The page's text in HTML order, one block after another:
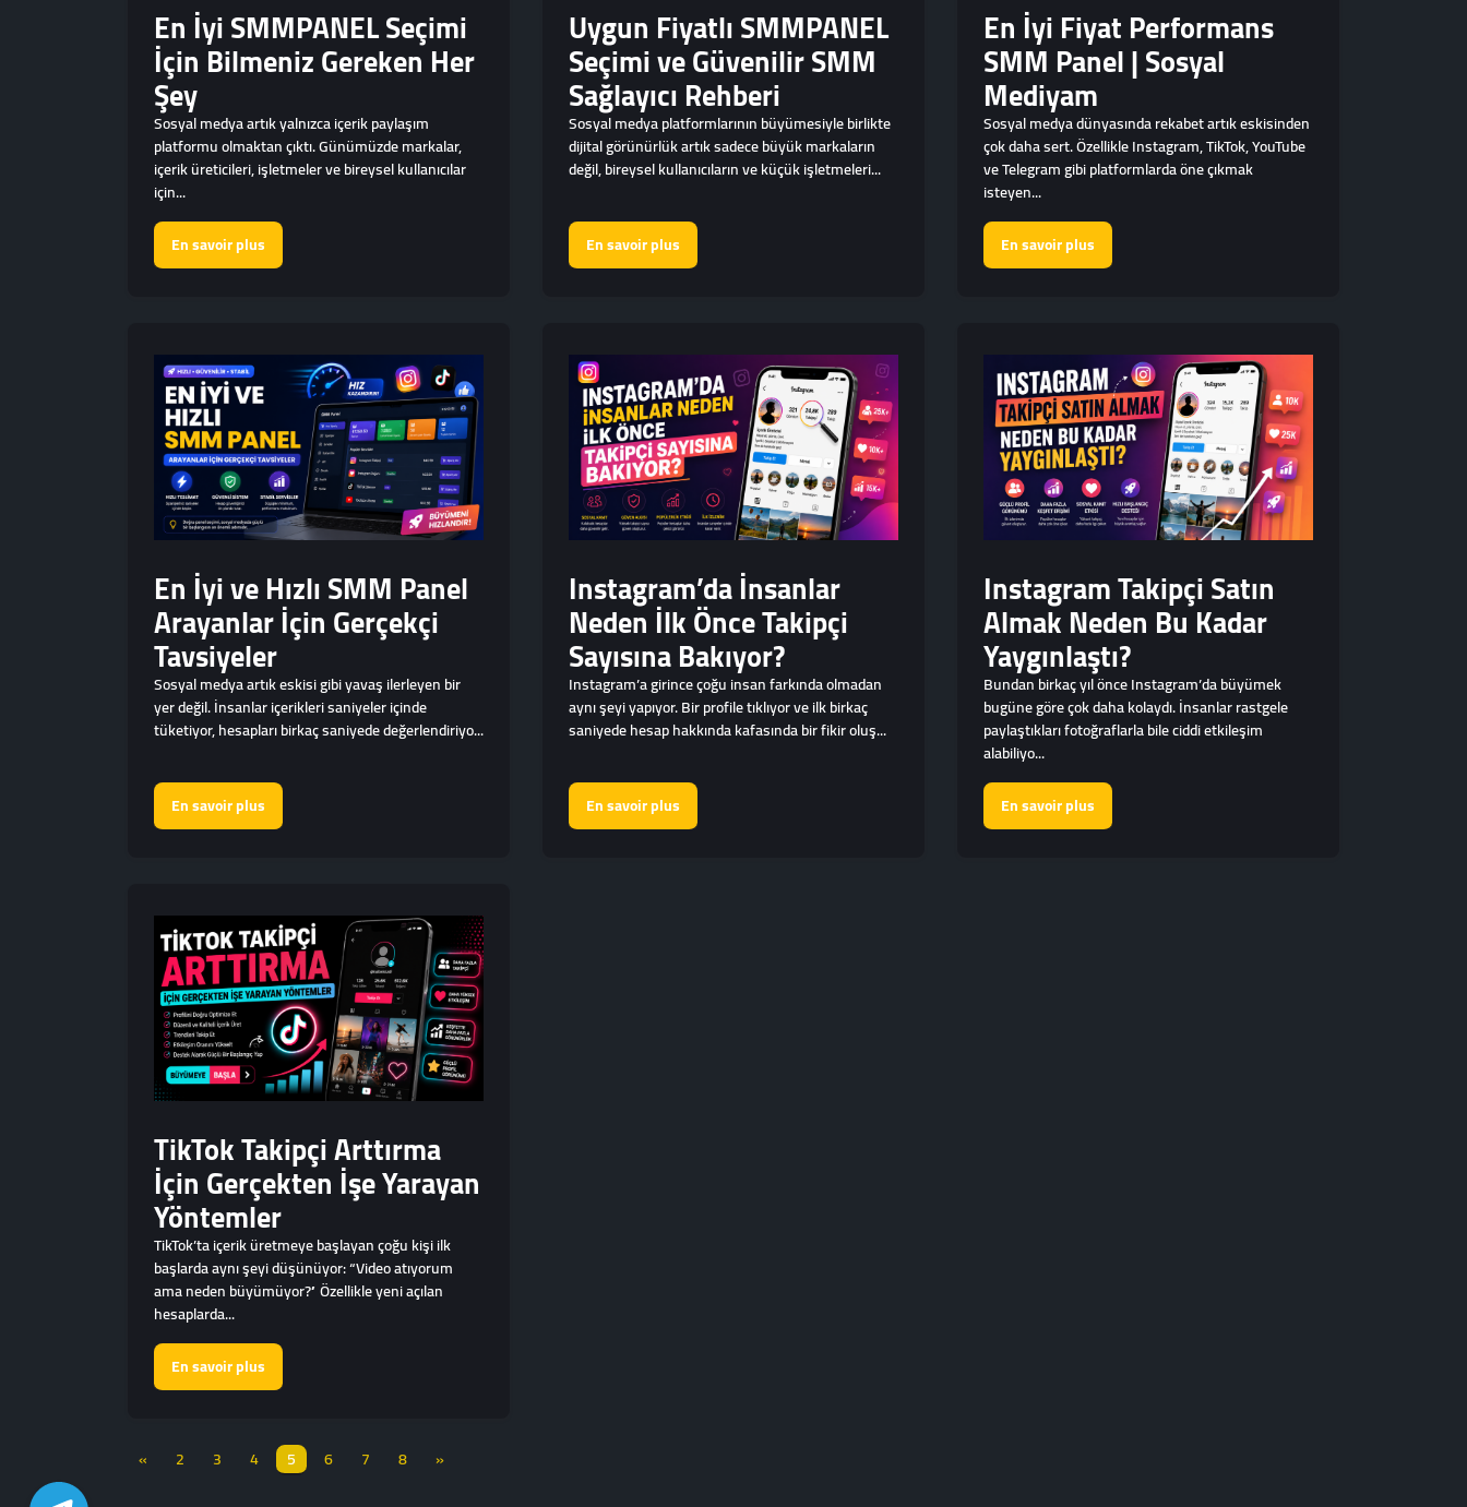
En İyi SMMPANEL Seçimi
İçin Bilmeniz Gereken Her
Şey
Sosyal medya artık yalnızca içerik paylaşım
platformu olmaktan çıktı. Günümüzde markalar,
içerik üreticileri, işletmeler ve bireysel kullanıcılar
için...
En savoir plus
Uygun Fiyatlı SMMPANEL
Seçimi ve Güvenilir SMM
Sağlayıcı Rehberi
Sosyal medya platformlarının büyümesiyle birlikte
dijital görünürlük artık sadece büyük markaların
değil, bireysel kullanıcıların ve küçük işletmeleri...
En savoir plus
En İyi Fiyat Performans
SMM Panel | Sosyal
Mediyam
Sosyal medya dünyasında rekabet artık eskisinden
çok daha sert. Özellikle Instagram, TikTok, YouTube
ve Telegram gibi platformlarda öne çıkmak
isteyen...
En savoir plus
En İyi ve Hızlı SMM Panel
Arayanlar İçin Gerçekçi
Tavsiyeler
Sosyal medya artık eskisi gibi yavaş ilerleyen bir
yer değil. İnsanlar içerikleri saniyeler içinde
tüketiyor, hesapları birkaç saniyede değerlendiriyo...
En savoir plus
Instagram’da İnsanlar
Neden İlk Önce Takipçi
Sayısına Bakıyor?
Instagram’a girince çoğu insan farkında olmadan
aynı şeyi yapıyor. Bir profile tıklıyor ve ilk birkaç
saniyede hesap hakkında kafasında bir fikir oluş...
En savoir plus
Instagram Takipçi Satın
Almak Neden Bu Kadar
Yaygınlaştı?
Bundan birkaç yıl önce Instagram’da büyümek
bugüne göre çok daha kolaydı. İnsanlar rastgele
paylaştıkları fotoğraflarla bile ciddi etkileşim
alabiliyo...
En savoir plus
TikTok Takipçi Arttırma
İçin Gerçekten İşe Yarayan
Yöntemler
TikTok’ta içerik üretmeye başlayan çoğu kişi ilk
başlarda aynı şeyi düşünüyor: “Video atıyorum
ama neden büyümüyor?” Özellikle yeni açılan
hesaplarda...
En savoir plus
« 2 3 4 5 6 7 8 »